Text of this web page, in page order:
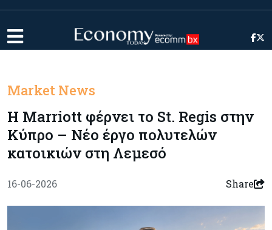
Market News
Η Marriott φέρνει το St. Regis στην
Κύπρο – Νέο έργο πολυτελών
κατοικιών στη Λεμεσό
16-06-2026 Share